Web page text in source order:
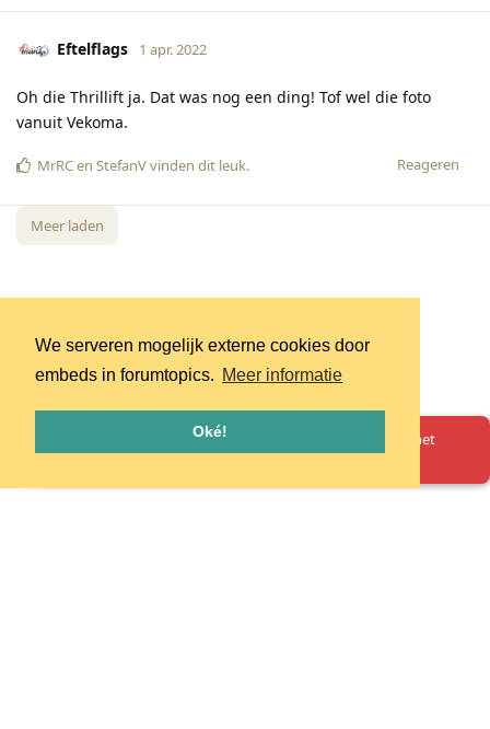
We serveren mogelijk externe cookies door
embeds in forumtopics. Meer informatie
Oké!
Eftelflags 1 apr. 2022
Oh die Thrillift ja. Dat was nog een ding! Tof wel die foto
vanuit Vekoma.
Reageren
MrRCen StefanVvinden dit leuk.
Meer laden
Oeps! Er is iets misgegaan. Herlaad de pagina en probeer het
opnieuw.